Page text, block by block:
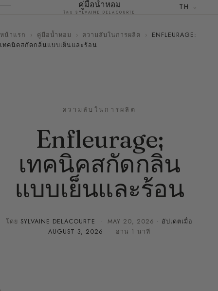
คู่มือน้ำหอม
โดย SYLVAINE DELACOURTE
TH
หน้าแรก › คู่มือน้ำหอม › ความลับในการผลิต ›
ENFLEURAGE:
เทคนิคสกัดกลิ่นแบบเย็นและร้อน
ความลับในการผลิต
Enfleurage:
เทคนิคสกัดกลิ่น
แบบเย็นและร้อน
โดย SYLVAINE DELACOURTE ·MAY 20, 2026 · อัปเดตเมื่อ
AUGUST 3, 2026
· อ่าน 1 นาที